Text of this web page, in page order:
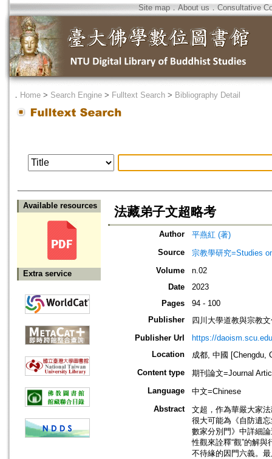
Site map．About us ． Consultative
． Home > Search Engine > Fulltext Search > Bibliography Detail
Available resources
Extra service
法藏弟子文超略考
Author
平燕紅 (著)
Source
宗教學研究=Studies
Volume
n.02
Date
2023
Pages
94 - 100
Publisher
四川大學道教與宗教
Publisher Url
https://
Location
成都, 中國 [Chengdu,
Content type
期刊論文=Journal
Language
中文=Chinese
Abstract
文超，作為華嚴大家
很大可能為《自防遺
數家分別門》中詳細
性觀來詮釋“觀”的解
不待緣的因門六義。